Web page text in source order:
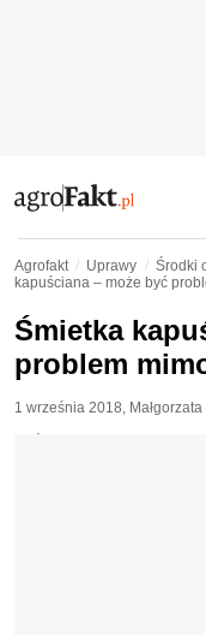
Agrofakt Uprawy Środki
kapuściana – może być
Śmietka
problem
1 września 2018,